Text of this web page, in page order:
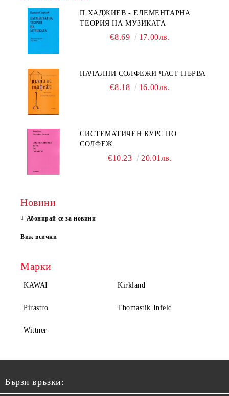
П.ХАДЖИЕВ - ЕЛЕМЕНТАРНА
ТЕОРИЯ НА МУЗИКАТА
€8.69 17.00лв.
НАЧАЛНИ СОЛФЕЖИ ЧАСТ ПЪРВА
€8.18 16.00лв.
СИСТЕМАТИЧЕН КУРС ПО
СОЛФЕЖ
€10.23 20.01лв.
Новини
Абонирай се за новини
Виж всички
Марки
KAWAI Kirkland
Pirastro Thomastik Infeld
Wittner
Бързи връзки: